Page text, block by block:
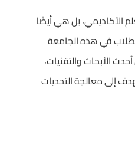
الأكاديمي، بل هي أيضًا
في هذه الجامعة
الأبحاث والتقنيات،
إلى معالجة التحديات